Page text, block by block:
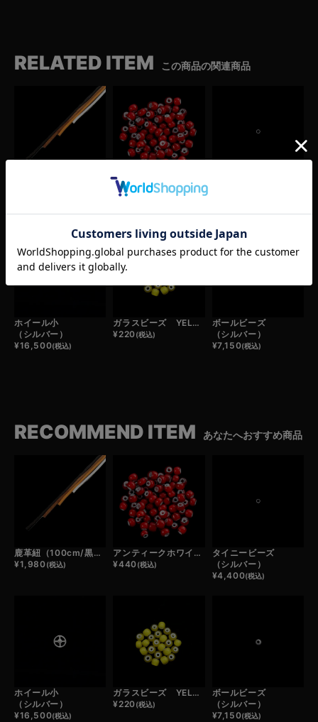
RELATED ITEM この商品の関連商品
アンティークホワイトハーツビーズ(1粒)
¥440(税込)
ホイール小
（シルバー）
¥16,500(税込)
ガラスビーズ YELLOW （1粒）
¥220(税込)
ボールビーズ
（シルバー）
¥7,150(税込)
RECOMMEND ITEM あなたへおすすめ商品
鹿革紐（100cm/黒・濃茶・薄茶・白）
¥1,980(税込)
アンティークホワイトハーツビーズ(1粒)
¥440(税込)
タイニービーズ
（シルバー）
¥4,400(税込)
ホイール小
（シルバー）
¥16,500(税込)
ガラスビーズ YELLOW （1粒）
¥220(税込)
ボールビーズ
（シルバー）
¥7,150(税込)